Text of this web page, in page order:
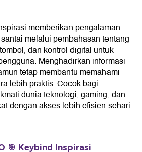
memberikan pengalaman
melalui pembahasan tentang
dan kontrol digital untuk
Menghadirkan informasi
tetap membantu memahami
lebih praktis. Cocok bagi
dunia teknologi, gaming, dan
dengan akses lebih efisien sehari
🎯 Keybind Inspirasi